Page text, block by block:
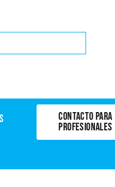
CONTACTO PARA
PROFESIONALES